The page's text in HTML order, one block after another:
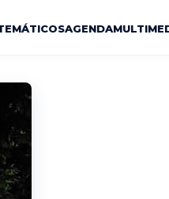
AGENDA